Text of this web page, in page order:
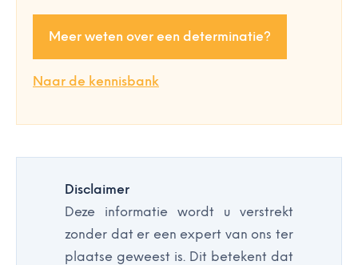
Meer weten over een determinatie?
Naar de kennisbank
Disclaimer
Deze informatie wordt u verstrekt
zonder dat er een expert van ons ter
plaatse geweest is. Dit betekent dat